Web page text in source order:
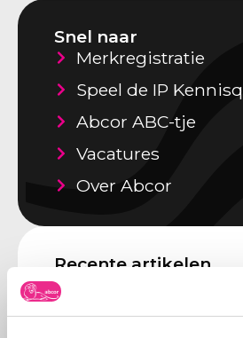
Snel naar
Merkregistratie
Speel de IP
Abcor ABC-tje
Vacatures
Over Abcor
Recente artikelen
Spookfacturen van
autoriteiten?